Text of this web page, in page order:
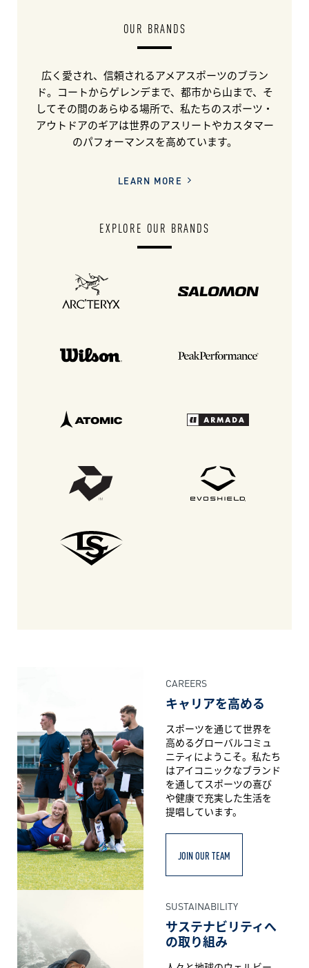
OUR BRANDS
広く愛され、信頼されるアメアスポーツのブラン
ド。コートからゲレンデまで、都市から山まで、そ
してその間のあらゆる場所で、私たちのスポーツ・
アウトドアのギアは世界のアスリートやカスタマー
のパフォーマンスを高めています。
LEARN MORE
EXPLORE OUR BRANDS
CAREERS
キャリアを高める
スポーツを通じて世界を
高めるグローバルコミュ
ニティにようこそ。私たち
はアイコニックなブランド
を通してスポーツの喜び
や健康で充実した生活を
提唱しています。
JOIN OUR TEAM
SUSTAINABILITY
サステナビリティへ
の取り組み